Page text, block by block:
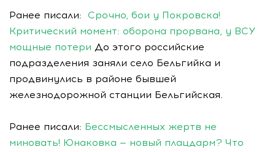
Ранее писали: Срочно, бои у Покровска!
Критический момент: оборона прорвана, у ВСУ
мощные потери До этого российские
подразделения заняли село Бельгийка и
продвинулись в районе бывшей
железнодорожной станции Бельгийская.
Ранее писали: Бессмысленных жертв не
миновать! Юнаковка — новый плацдарм? Что